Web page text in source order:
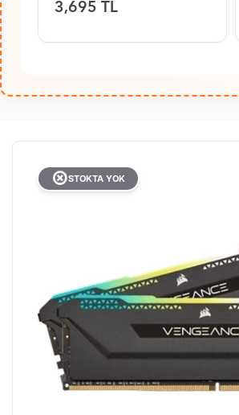
3,695 TL
STOKTA YOK